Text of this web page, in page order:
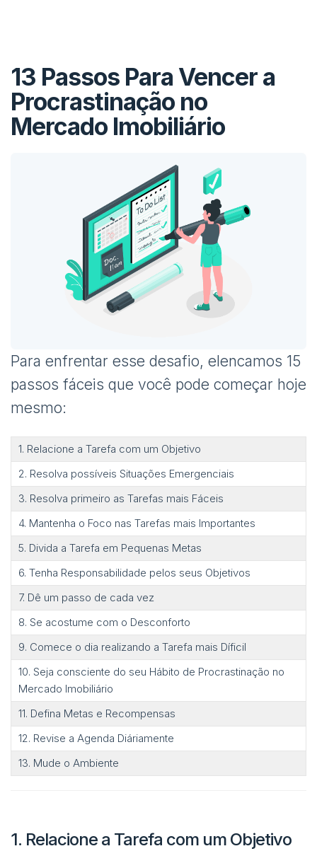
13 Passos Para Vencer a
Procrastinação no
Mercado Imobiliário
Para enfrentar esse desafio, elencamos 15
passos fáceis que você pode começar hoje
mesmo:
1. Relacione a Tarefa com um Objetivo
2. Resolva possíveis Situações Emergenciais
3. Resolva primeiro as Tarefas mais Fáceis
4. Mantenha o Foco nas Tarefas mais Importantes
5. Divida a Tarefa em Pequenas Metas
6. Tenha Responsabilidade pelos seus Objetivos
7. Dê um passo de cada vez
8. Se acostume com o Desconforto
9. Comece o dia realizando a Tarefa mais Díficil
10. Seja consciente do seu Hábito de Procrastinação no
Mercado Imobiliário
11. Defina Metas e Recompensas
12. Revise a Agenda Diáriamente
13. Mude o Ambiente
1. Relacione a Tarefa com um Objetivo